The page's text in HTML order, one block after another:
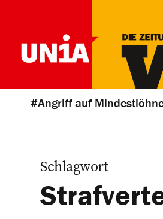
#Angriff auf
Schlagwort